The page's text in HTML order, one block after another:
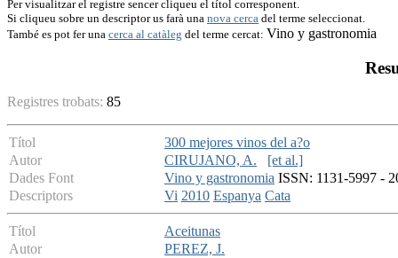
Per visualitzar el registre sencer cliqueu el títol corresponent.
Si cliqueu sobre un descriptor us farà una nova cerca del terme seleccionat.
També es pot fer una cerca al catàleg del terme cercat: Vino y gastronomia
Registres trobats: 85
Títol
300 mejores vinos del a?o
Autor
CIRUJANO, A.
[et al.]
Dades Font
Vino y gastronomia ISSN: 1131-5997 -
Descriptors
Vi 2010 Espanya Cata
Títol
Aceitunas
Autor
PEREZ, J.